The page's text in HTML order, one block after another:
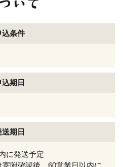
込条件
込期日
送期日
に発送予定
附確認後、60営業日以内に